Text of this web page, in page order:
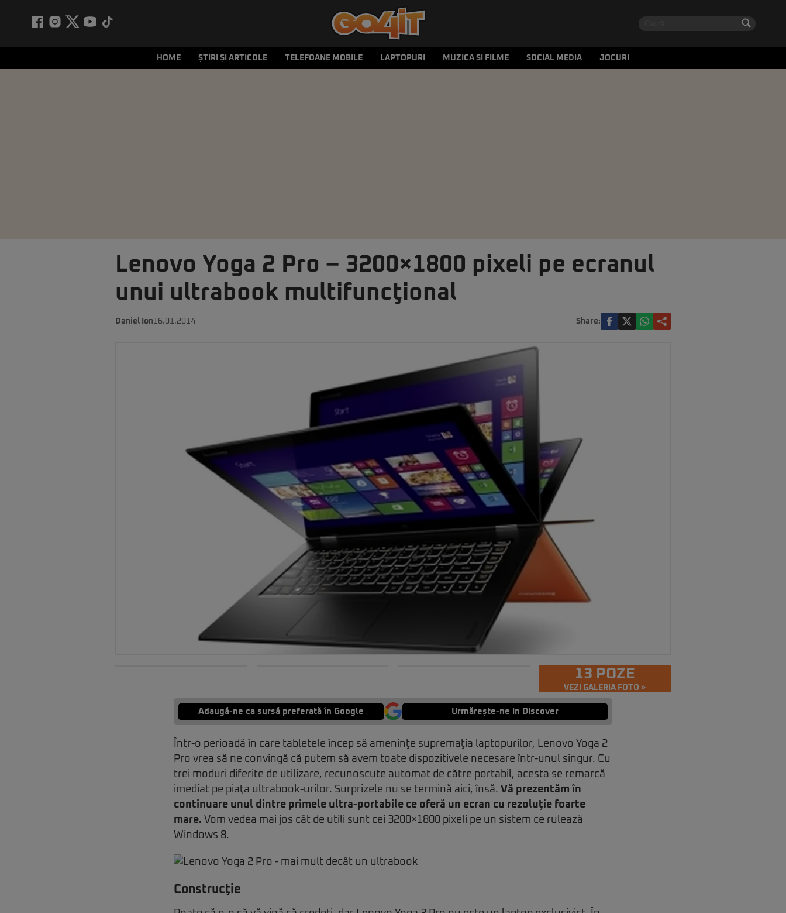
HOME ȘTIRI ȘI ARTICOLE TELEFOANE MOBILE LAPTOPURI MUZICA SI FILME SOCIAL MEDIA JOCURI
Lenovo Yoga 2 Pro – 3200×1800 pixeli pe ecranul
unui ultrabook multifuncţional
Daniel Ion16.01.2014 Share:
13 POZE
VEZI GALERIA FOTO »
Adaugă-ne ca sursă preferată în Google Urmărește-ne in Discover
Într-o perioadă în care tabletele încep să ameninţe supremaţia laptopurilor, Lenovo Yoga 2
Pro vrea să ne convingă că putem să avem toate dispozitivele necesare într-unul singur. Cu
trei moduri diferite de utilizare, recunoscute automat de către portabil, acesta se remarcă
imediat pe piaţa ultrabook-urilor. Surprizele nu se termină aici, însă. Vă prezentăm în
continuare unul dintre primele ultra-portabile ce oferă un ecran cu rezoluţie foarte
mare. Vom vedea mai jos cât de utili sunt cei 3200×1800 pixeli pe un sistem ce rulează
Windows 8.
Construcţie